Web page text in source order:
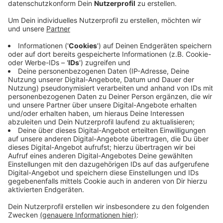
THW oder den Katastrophenschutz unterstützen.
Geschäftsführer Theodor Mahr ist
Oberbrandmeister bei der Freiwilligen Feuerwehr in
Aachen. Von seinen 190 Mitarbeitern sind 50
ehrenamtlich tätig. Die Hälfte von ihnen im
Katastrophenschutz.
Das Unternehmen kümmert sich um Wärme-,
Lüftungs- und Klimatechnik, ist auf
Kirchenheizungen spezialisiert und betreut auch
den Aachener Dom.
Insgesamt zehn Unternehmen aus NRW haben die
Auszeichnung erhalten.
Veröffentlicht:Donnerstag, 14.09.2023 14:37
Anzeige